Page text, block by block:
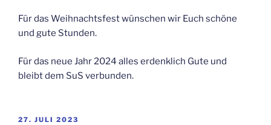
Für das Weihnachtsfest wünschen wir Euch schöne
und gute Stunden.
Für das neue Jahr 2024 alles erdenklich Gute und
bleibt dem SuS verbunden.
VERÖFFENTLICHT
27. JULI 2023